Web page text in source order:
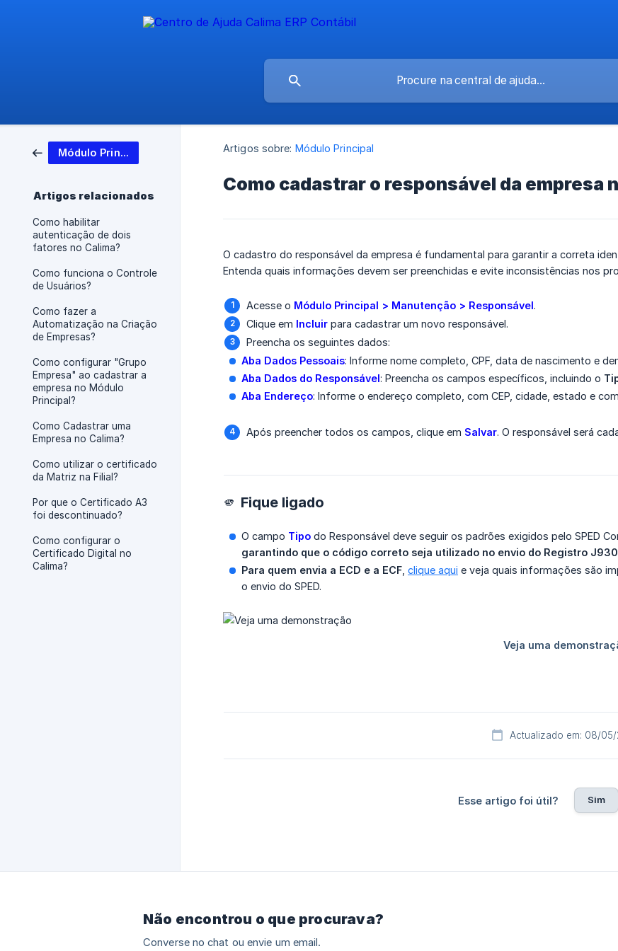
Módulo Principal
Artigos relacionados
Como habilitar
autenticação de dois
fatores no Calima?
Como funciona o Controle
de Usuários?
Como fazer a
Automatização na Criação
de Empresas?
Como configurar "Grupo
Empresa" ao cadastrar a
empresa no Módulo
Principal?
Como Cadastrar uma
Empresa no Calima?
Como utilizar o certificado
da Matriz na Filial?
Por que o Certificado A3
foi descontinuado?
Como configurar o
Certificado Digital no
Calima?
Artigos sobre: Módulo Principal
Como cadastrar o responsável da empresa
O cadastro do responsável da empresa é fundamental para garantir a correta
Entenda quais informações devem ser preenchidas e evite inconsistências nos
Acesse o Módulo Principal > Manutenção > Responsável.
Clique em Incluir para cadastrar um novo responsável.
Preencha os seguintes dados:
Aba Dados Pessoais: Informe nome completo, CPF, data de nascimento e
Aba Dados do Responsável: Preencha os campos específicos, incluindo o
Aba Endereço: Informe o endereço completo, com CEP, cidade, estado e
Após preencher todos os campos, clique em Salvar. O responsável será
🫵 Fique ligado
O campo Tipo do Responsável deve seguir os padrões exigidos pelo SPED
garantindo que o código correto seja utilizado no envio do Registro J930
Para quem envia a ECD e a ECF clique aqui e veja quais informações são
o envio do SPED.
Actualizado em: 08/
Esse artigo foi útil? Sim
Não encontrou o que procurava?
Converse no chat ou envie um email.